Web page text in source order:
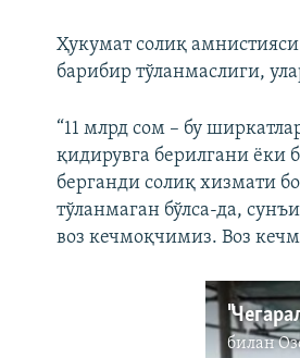
Ҳукумат солиқ
барибир тўланмаслиги,
“11 млрд сом – бу
қидирувга берилгани ёки
берганди солиқ хизмати
тўланмаган бўлса-да,
воз кечмоқчимиз. Воз
билан